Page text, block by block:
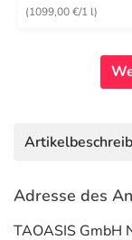
(1099,00 €/1 l)
Adresse des
TAOASIS GmbH